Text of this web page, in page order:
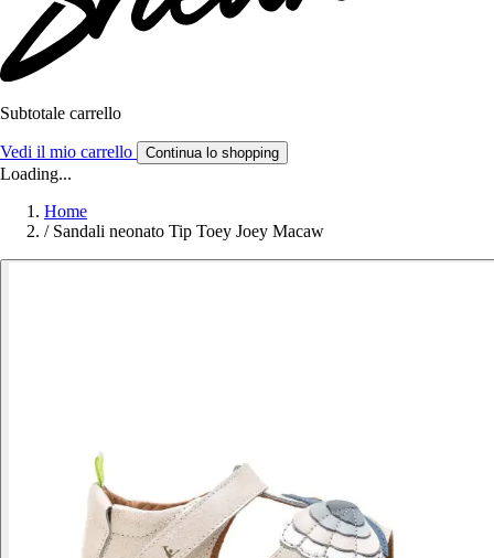
Subtotale carrello
Vedi il mio carrello Continua lo shopping
Loading...
Home
/ Sandali neonato Tip Toey Joey Macaw